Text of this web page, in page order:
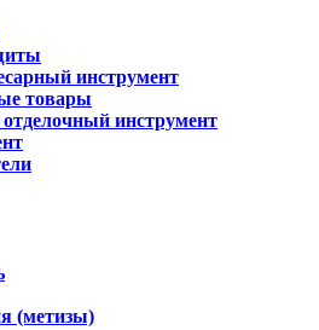
инструмент
товары
инструмент
(метизы)